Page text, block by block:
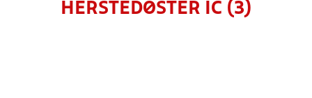
HERSTEDØSTER IC (3)